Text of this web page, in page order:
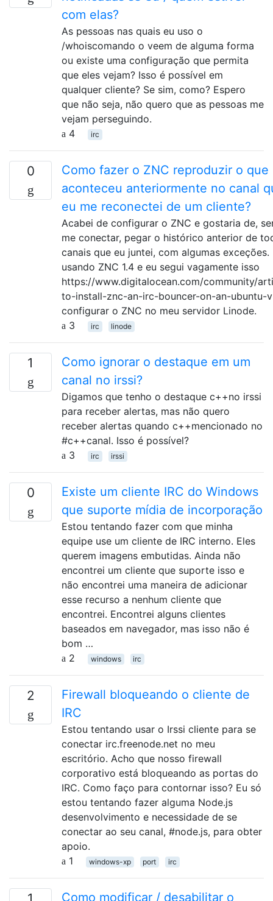
com elas?
As pessoas nas quais eu uso o
/whoiscomando o veem de alguma forma
ou existe uma configuração que permita
que eles vejam? Isso é possível em
qualquer cliente? Se sim, como? Espero
que não seja, não quero que as pessoas me
vejam perseguindo.
4
irc
0
Como fazer o ZNC reproduzir o que
aconteceu anteriormente no canal
eu me reconectei de um cliente?
Acabei de configurar o ZNC e gostaria de,
me conectar, pegar o histórico anterior de
canais que eu juntei, com algumas exceções.
usando ZNC 1.4 e eu segui vagamente isso
https://www.digitalocean.com/community/
to-install-znc-an-irc-bouncer-on-an-ubuntu-
configurar o ZNC no meu servidor Linode.
3
irc linode
1
Como ignorar o destaque em um
canal no irssi?
Digamos que tenho o destaque c++no irssi
para receber alertas, mas não quero
receber alertas quando c++mencionado no
#c++canal. Isso é possível?
3
irc irssi
0
Existe um cliente IRC do Windows
que suporte mídia de incorporação
Estou tentando fazer com que minha
equipe use um cliente de IRC interno. Eles
querem imagens embutidas. Ainda não
encontrei um cliente que suporte isso e
não encontrei uma maneira de adicionar
esse recurso a nenhum cliente que
encontrei. Encontrei alguns clientes
baseados em navegador, mas isso não é
bom …
2
windows irc
2
Firewall bloqueando o cliente de
IRC
Estou tentando usar o Irssi cliente para se
conectar irc.freenode.net no meu
escritório. Acho que nosso firewall
corporativo está bloqueando as portas do
IRC. Como faço para contornar isso? Eu só
estou tentando fazer alguma Node.js
desenvolvimento e necessidade de se
conectar ao seu canal, #node.js, para obter
apoio.
1
windows-xp port irc
Como modificar / desabilitar o